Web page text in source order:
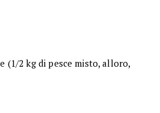
(1/2 kg di pesce misto, alloro,